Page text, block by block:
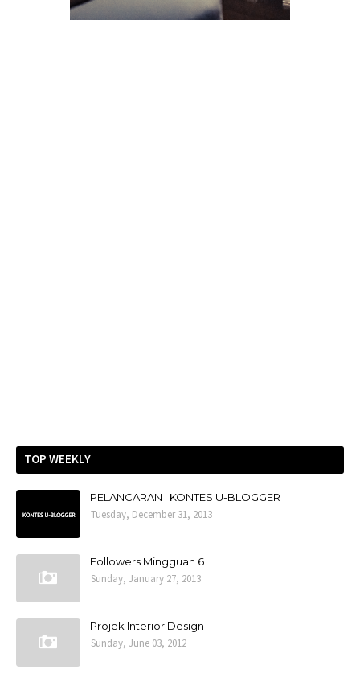
TOP WEEKLY
PELANCARAN | KONTES U-BLOGGER
Tuesday, December 31, 2013
Followers Mingguan 6
Sunday, January 27, 2013
Projek Interior Design
Sunday, June 03, 2012